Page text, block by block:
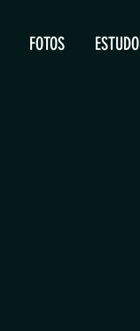
FOTOS ESTUDO